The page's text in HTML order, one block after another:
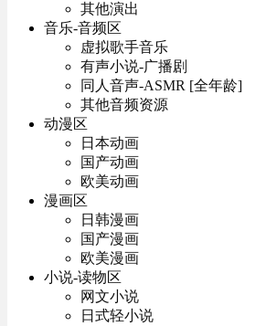
其他演出
音乐-音频区
虚拟歌手音乐
有声小说-广播剧
同人音声-ASMR [全年龄]
其他音频资源
动漫区
日本动画
国产动画
欧美动画
漫画区
日韩漫画
国产漫画
欧美漫画
小说-读物区
网文小说
日式轻小说